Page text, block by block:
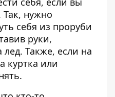
Так, нужно
себя из проруби
руки,
лед. Также, если на
куртка или